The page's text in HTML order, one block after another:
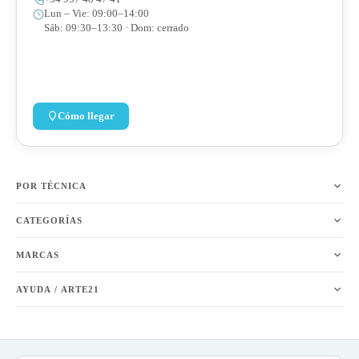
POR TÉCNICA
CATEGORÍAS
MARCAS
AYUDA / ARTE21
Lun – Vie: 09:00–14:00
Sáb: 09:30–13:30 · Dom: cerrado
Cómo llegar